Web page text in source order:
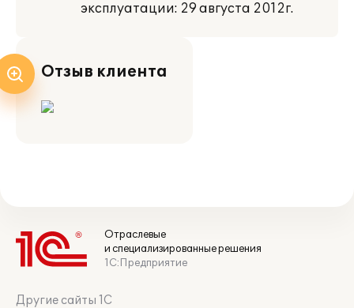
эксплуатации: 29 августа 2012г.
Отзыв клиента
Отраслевые
и специализированные решения
1С:Предприятие
Другие сайты 1С